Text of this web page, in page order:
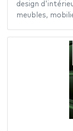
design
meubles,